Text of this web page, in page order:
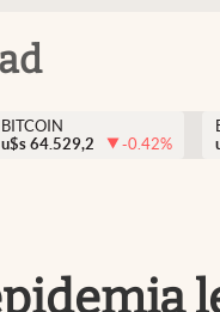
BITCOIN
u$s 64.529,2 -0.42%